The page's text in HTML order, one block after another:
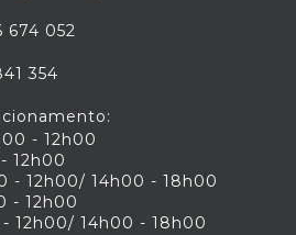
674 052
354
- 12h00
12h00
- 12h00/ 14h00 - 18h00
- 12h00
12h00/ 14h00 - 18h00